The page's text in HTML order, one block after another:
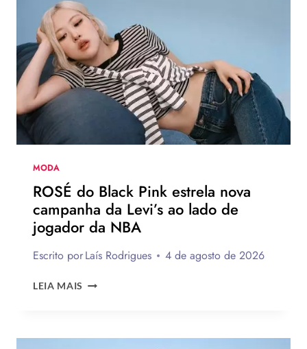
VERÃO
EUROPEU
2026
QUE
DEVEM
CHEGAR
AO
MODA
ROSÉ do Black Pink estrela nova
campanha da Levi’s ao lado de
jogador da NBA
Escrito porLaís Rodrigues 4 de agosto de 2026
LEIA MAIS ROSÉ
ESTRELA